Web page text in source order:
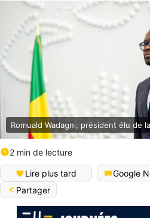
Romuald Wadagni, président élu de
2 min de lecture
Lire plus tard Google
Partager